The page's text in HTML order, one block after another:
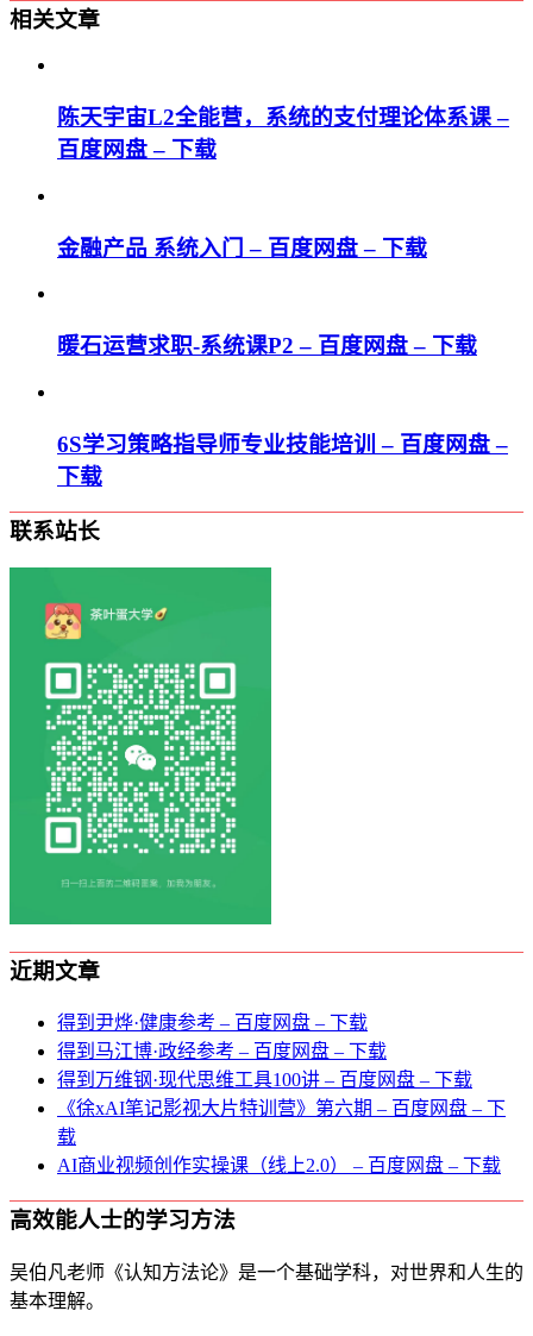
相关文章
陈天宇宙L2全能营，系统的支付理论体系课 –
百度网盘 – 下载
金融产品 系统入门 – 百度网盘 – 下载
暖石运营求职-系统课P2 – 百度网盘 – 下载
6S学习策略指导师专业技能培训 – 百度网盘 –
下载
联系站长
近期文章
得到尹烨·健康参考 – 百度网盘 – 下载
得到马江博·政经参考 – 百度网盘 – 下载
得到万维钢·现代思维⼯具100讲 – 百度网盘 – 下载
《徐xAI笔记影视大片特训营》第六期 – 百度网盘 – 下
载
AI商业视频创作实操课（线上2.0） – 百度网盘 – 下载
高效能人士的学习方法
吴伯凡老师《认知方法论》是一个基础学科，对世界和人生的
基本理解。